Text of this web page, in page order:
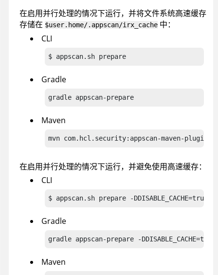
在启用并行处理的情况下运行，并将文件系统高速缓存
存储在 $user.home/.appscan/irx_cache 中：
CLI
$ appscan.sh prepare
Gradle
gradle appscan-prepare
Maven
mvn com.hcl.security:appscan-maven-
在启用并行处理的情况下运行，并避免使用高速缓存：
CLI
$ appscan.sh prepare -DDISABLE_CACHE=true
Gradle
gradle appscan-prepare -DDISABLE_CACHE=true
Maven